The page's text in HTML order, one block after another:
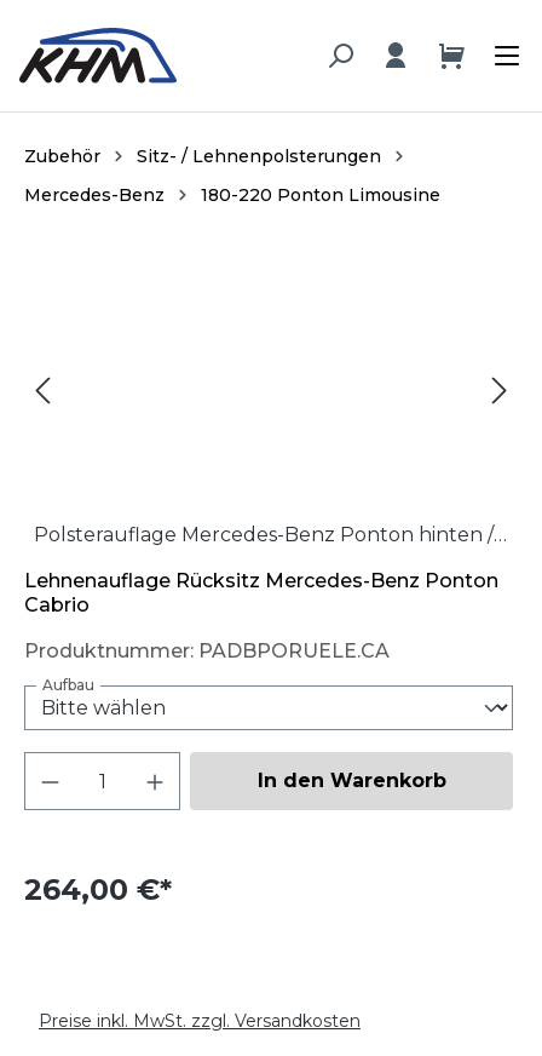
springen
Zubehör
Sitz- / Lehnenpolsterungen
Mercedes-Benz
180-220 Ponton Limousine
Polsterauflage Mercedes-Benz Ponton hinten / Upholstery Mercedes-Benz Ponton rear
Lehnenauflage Rücksitz Mercedes-Benz Ponton
Cabrio
Produktnummer: PADBPORUELE.CA
Aufbau
Produkt Anzahl: Gib den
In den Warenkorb
264,00 €*
Preise inkl. MwSt. zzgl. Versandkosten